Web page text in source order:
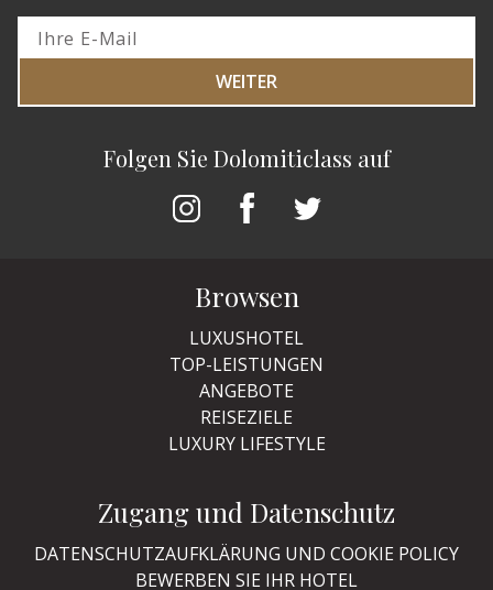
Folgen Sie Dolomiticlass auf
WEITER
Browsen
LUXUSHOTEL
TOP-LEISTUNGEN
ANGEBOTE
REISEZIELE
LUXURY LIFESTYLE
Zugang und Datenschutz
DATENSCHUTZAUFKLÄRUNG UND COOKIE POLICY
BEWERBEN SIE IHR HOTEL